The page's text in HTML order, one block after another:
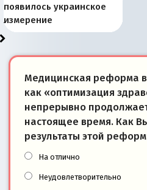
Запада рассказала о
«переобувании» хозяев
перемены: 15 шагов к
суверенной экономике
Европы
сбрасывать балласт
Анкориджа
года: первые уступки во
внутренней политике
сегодня
Варшаве не поможет её
отношениям с Россией?
современной истории
Южной Осетии
появилось украинское
измерение
Медицинская реформа в
как «оптимизация
непрерывно
настоящее время. Как
результаты этой
На отлично
Неудовлетворительно